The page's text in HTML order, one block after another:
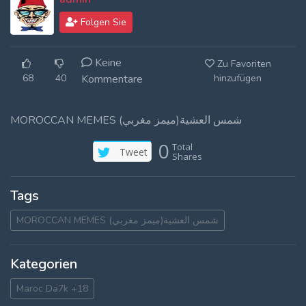
Log In
Folgen Sie
68 40
Keine
Kommentare
Zu Favoriten
hinzufügen
MOROCCAN MEMES (ميمز مغربي)شمس العشية
Tweet 0 Total
Shares
Tags
MOROCCAN MEMES (ميمز مغربي)شمس العشية
Kategorien
Maroc Da7k +18